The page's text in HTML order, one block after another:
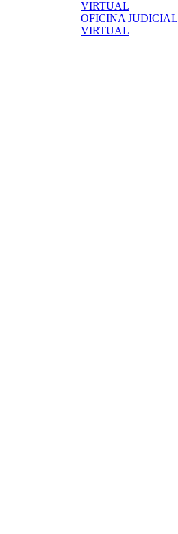
VIRTUAL
OFICINA JUDICIAL
VIRTUAL